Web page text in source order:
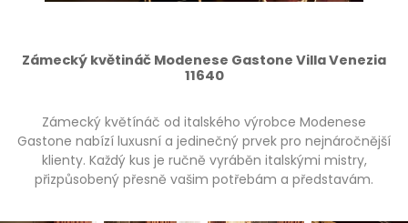
Zámecký květináč Modenese Gastone Villa Venezia
11640
Zámecký květínáč od italského výrobce Modenese
Gastone nabízí luxusní a jedinečný prvek pro nejnáročnější
klienty. Každý kus je ručně vyráběn italskými mistry,
přizpůsobený přesně vašim potřebám a představám.